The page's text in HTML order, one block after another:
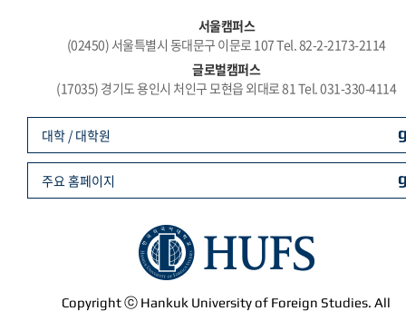
서울캠퍼스
(02450) 서울특별시 동대문구 이문로 107 Tel. 82-2-2173-2114
글로벌캠퍼스
(17035) 경기도 용인시 처인구 모현읍 외대로 81 Tel. 031-330-4114
Copyright ⓒ Hankuk University of Foreign Studies. All
대학 / 대학원
주요 홈페이지